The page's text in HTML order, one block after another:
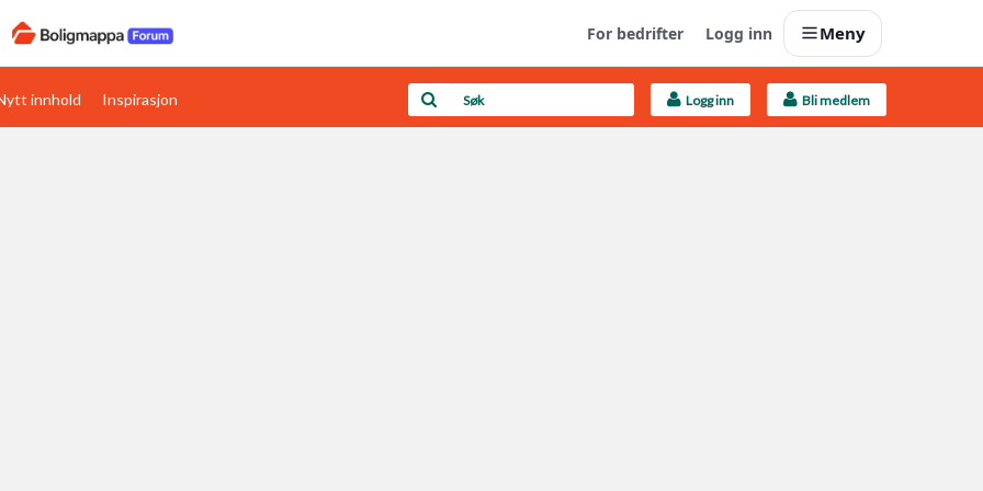
For bedrifter Logg inn Meny
Boligens papirer Last opp selv
innhold Inspirasjon Logg inn Bli medlem